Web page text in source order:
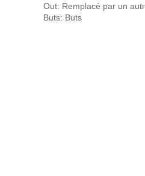
Out: Remplacé par un
Buts: Buts